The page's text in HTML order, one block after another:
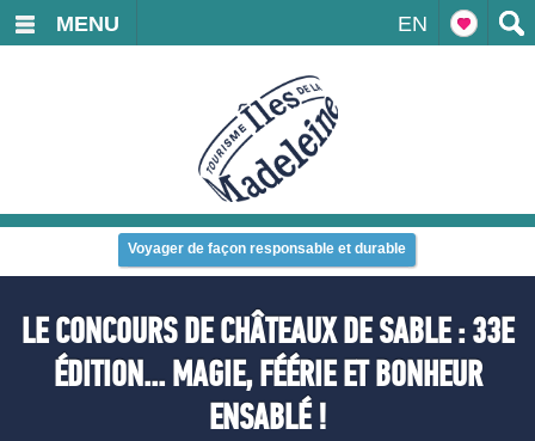
EN
MENU
Voyager de façon responsable et durable
LE CONCOURS DE CHÂTEAUX DE SABLE : 33E
ÉDITION... MAGIE, FÉÉRIE ET BONHEUR
ENSABLÉ !